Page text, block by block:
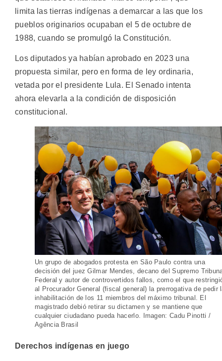
limita las tierras indígenas a demarcar a las que los
pueblos originarios ocupaban el 5 de octubre de
1988, cuando se promulgó la Constitución.
Los diputados ya habían aprobado en 2023 una
propuesta similar, pero en forma de ley ordinaria,
vetada por el presidente Lula. El Senado intenta
ahora elevarla a la condición de disposición
constitucional.
Un grupo de abogados protesta en São Paulo contra una
decisión del juez Gilmar Mendes, decano del Supremo
Federal y autor de controvertidos fallos, como el que
al Procurador General (fiscal general) la prerrogativa de pedir
inhabilitación de los 11 miembros del máximo tribunal. El
magistrado debió retirar su dictamen y se mantiene que
cualquier ciudadano pueda hacerlo. Imagen: Cadu Pinotti /
Agência Brasil
Derechos indígenas en juego